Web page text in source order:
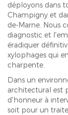
déployons dans
Champigny et
de-Marne. Nous
diagnostic et
éradiquer
xylophages qui
charpente.
Dans un
architectural est
d'honneur à
soit pour un